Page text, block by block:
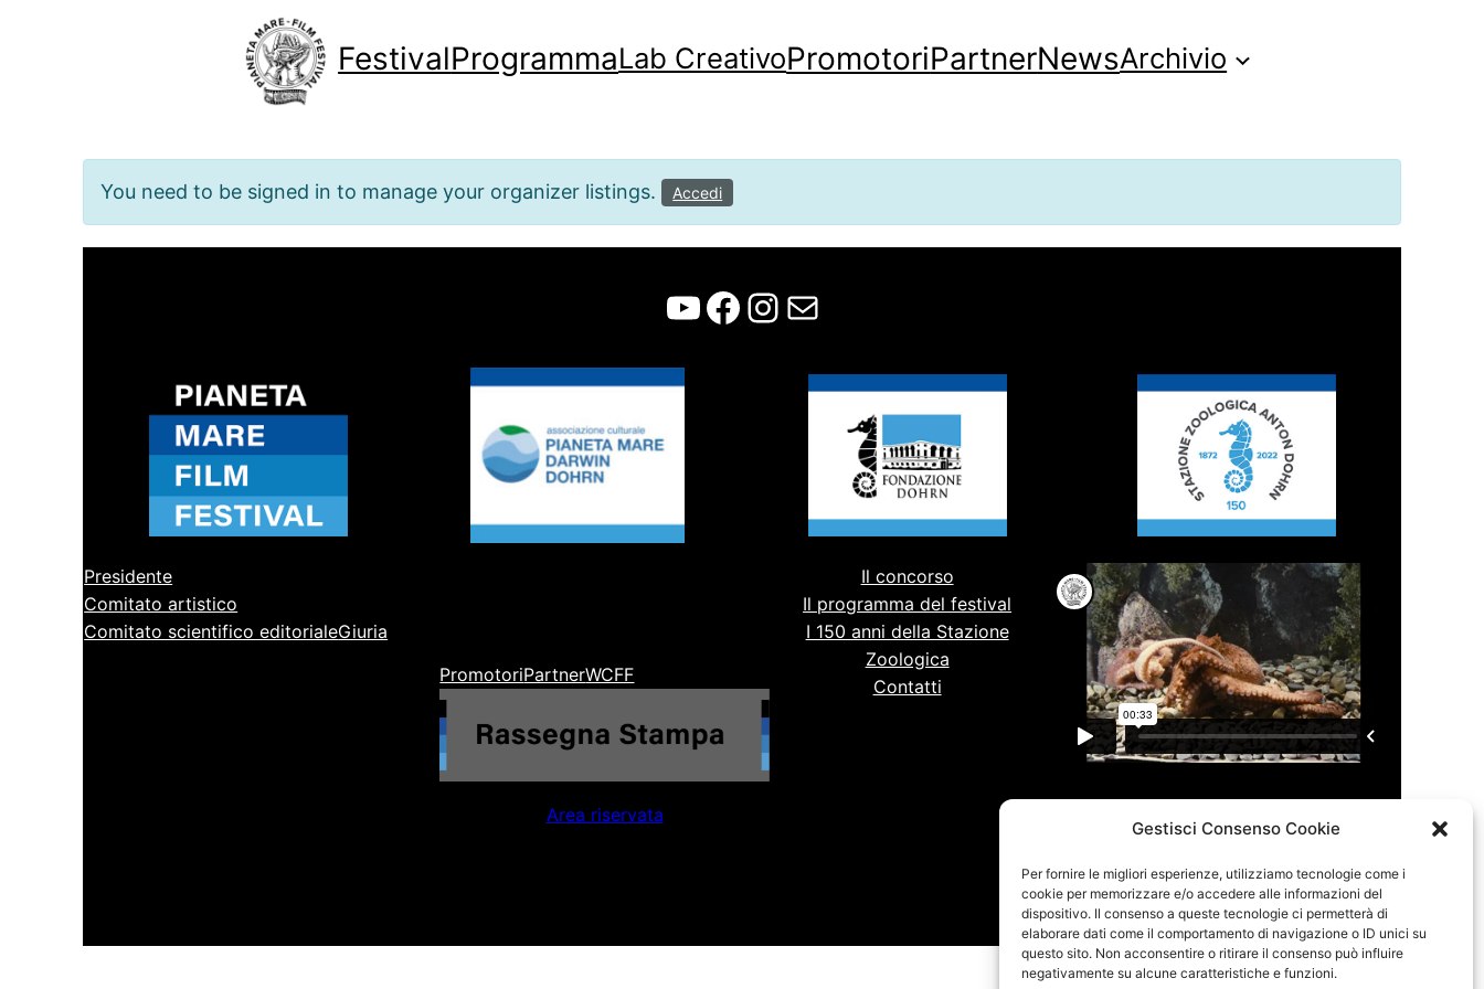
Gestisci Consenso Cookie
Per fornire le migliori esperienze, utilizziamo tecnologie come i
cookie per memorizzare e/o accedere alle informazioni del
dispositivo. Il consenso a queste tecnologie ci permetterà di
elaborare dati come il comportamento di navigazione o ID unici su
questo sito. Non acconsentire o ritirare il consenso può influire
negativamente su alcune caratteristiche e funzioni.
FestivalProgrammaLab CreativoPromotoriPartnerNewsArchivio
You need to be signed in to manage your organizer listings. Accedi
WCFF
Facebook
Instagram
Contatti
Presidente
Comitato artistico
Comitato scientifico editorialeGiuria
PromotoriPartnerWCFF
Area riservata
Il concorso
Il programma del festival
I 150 anni della Stazione
Zoologica
Contatti
Mare Darwin-Dohrn | C.F.95310690631
AccessoWebmail